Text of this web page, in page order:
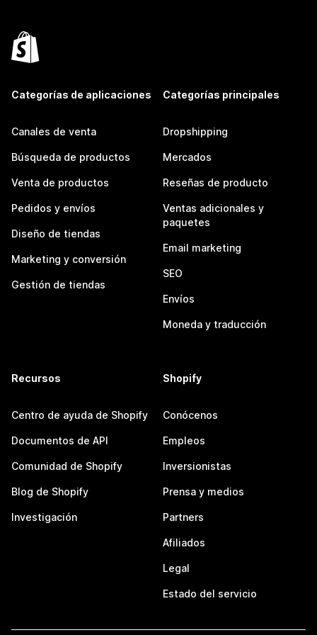
Categorías de aplicaciones
Canales de venta
Búsqueda de productos
Venta de productos
Pedidos y envíos
Diseño de tiendas
Marketing y conversión
Gestión de tiendas
Categorías principales
Dropshipping
Mercados
Reseñas de producto
Ventas adicionales y
paquetes
Email marketing
SEO
Envíos
Moneda y traducción
Recursos
Centro de ayuda de Shopify
Documentos de API
Comunidad de Shopify
Blog de Shopify
Investigación
Shopify
Conócenos
Empleos
Inversionistas
Prensa y medios
Partners
Afiliados
Legal
Estado del servicio